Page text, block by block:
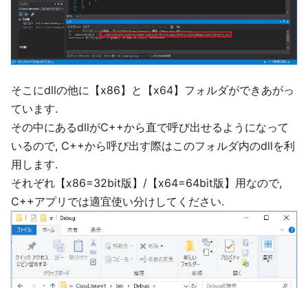
そこにdllの他に【x86】と【x64】フォルダができあがっ
ています.
その中にあるdllがC++から直で呼び出せるようになって
いるので, C++から呼び出す際はこのフォルダ内のdllを利
用します.
それぞれ【x86=32bit版】/【x64=64bit版】用なので,
C++アプリでは適宜使い分けしてください.